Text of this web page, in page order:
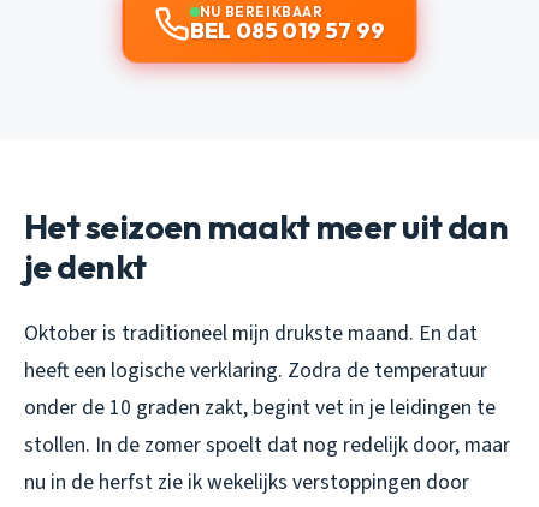
NU BEREIKBAAR
BEL 085 019 57 99
Het seizoen maakt meer uit dan
je denkt
Oktober is traditioneel mijn drukste maand. En dat
heeft een logische verklaring. Zodra de temperatuur
onder de 10 graden zakt, begint vet in je leidingen te
stollen. In de zomer spoelt dat nog redelijk door, maar
nu in de herfst zie ik wekelijks verstoppingen door